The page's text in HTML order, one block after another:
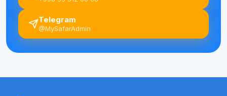
Telegram
@MySafarAdmin